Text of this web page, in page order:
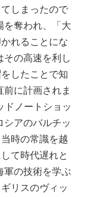
しまったので
を奪われ、「大
れることにな
その高速を利し
したことで知
に計画されま
ドノートショッ
シアのバルチッ
時の常識を越
て時代遅れと
軍の技術を学ぶ
リスのヴィッ